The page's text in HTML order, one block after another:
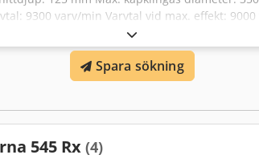
9300 varv/min Varvtal vid max. effekt:
(CO2 EU V): 711 g/kWh Drivtyp:
125 mm Max. kapklingas diameter: 350 mm
hastighet: 90 m/s Kylmedel: Våt
Spara sökning
545 Rx (4)